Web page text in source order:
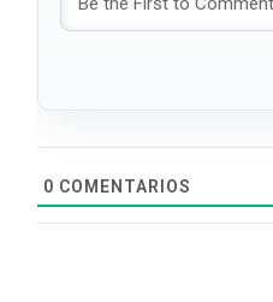
0 COMENTARIOS